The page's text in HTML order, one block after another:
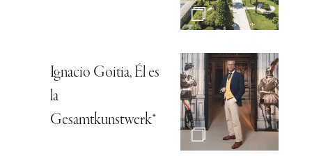
Ignacio Goitia, Él es
la
Gesamtkunstwerk*